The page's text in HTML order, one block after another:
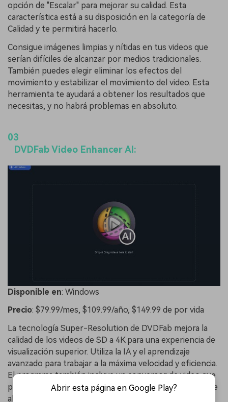
opción de "Escalar" para mejorar su calidad. Esta
característica está a su disposición en la categoría de
Calidad y te permitirá hacerlo.
Consigue imágenes limpias y nítidas en tus videos que
serían difíciles de alcanzar por medios tradicionales.
También puedes elegir eliminar los efectos del
movimiento y estabilizar el movimiento del video. Esta
herramienta te ayudará a obtener los resultados que
necesitas, y no habrá problemas en absoluto.
03
DVDFab Video Enhancer AI:
Disponible en: Windows
Precio: $79.99/mes, $109.99/año, $149.99 de por vida
La tecnología Super-Resolution de DVDFab mejora la
calidad de los videos de SD a 4K para una experiencia de
visualización superior. Utiliza la IA y el aprendizaje
avanzado para trabajar a la máxima velocidad y eficiencia.
El programa también incluye un conversor de video que
puede convertir videos de baja definición en películas de
alta calidad. Emplea la tecnología de Super-Resolución
Abrir esta página en Google Play?